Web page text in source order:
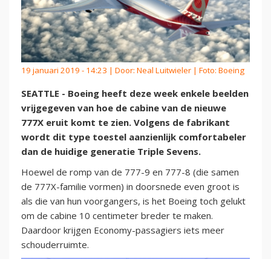
19 januari 2019 - 14:23 | Door: Neal Luitwieler | Foto: Boeing
SEATTLE - Boeing heeft deze week enkele beelden
vrijgegeven van hoe de cabine van de nieuwe
777X eruit komt te zien. Volgens de fabrikant
wordt dit type toestel aanzienlijk comfortabeler
dan de huidige generatie Triple Sevens.
Hoewel de romp van de 777-9 en 777-8 (die samen
de 777X-familie vormen) in doorsnede even groot is
als die van hun voorgangers, is het Boeing toch gelukt
om de cabine 10 centimeter breder te maken.
Daardoor krijgen Economy-passagiers iets meer
schouderruimte.